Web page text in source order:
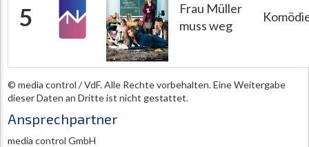
5
Frau Müller
muss weg
© media control / VdF. Alle Rechte vorbehalten. Eine Weitergabe
dieser Daten an Dritte ist nicht gestattet.
Ansprechpartner
media control GmbH